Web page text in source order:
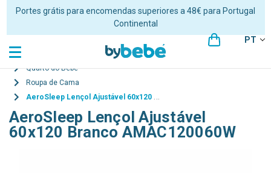
Portes grátis para encomendas superiores a 48€ para Portugal
Continental
PT
Quarto do Bebé
Roupa de Cama
AeroSleep Lençol Ajustável 60x120 Branco AMAC120060W
AeroSleep Lençol Ajustável
60x120 Branco AMAC120060W